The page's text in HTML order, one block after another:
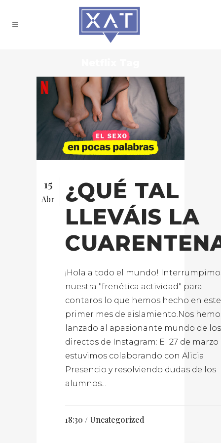
15
Abr
¿QUÉ TAL
LLEVÁIS LA
¡Hola a todo el mundo!
nuestra "frenética actividad" para
contaros lo que hemos hecho en este
primer mes de aislamiento.Nos
lanzado al apasionante mundo de los
directos de Instagram: El 27 de marzo
estuvimos colaborando con Alicia
Presencio y resolviendo dudas de los
alumnos...
18:30 / Uncategorized